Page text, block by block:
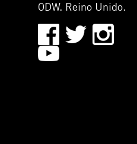
0DW. Reino Unido.